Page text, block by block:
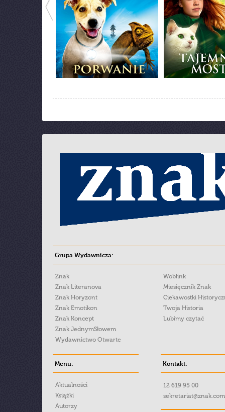
Grupa Wydawnicza:
Znak
Znak Literanova
Znak Horyzont
Znak Emotikon
Znak Koncept
Znak JednymSłowem
Wydawnictwo Otwarte
Woblink
Miesięcznik Znak
Ciekawostki
Twoja Historia
Lubimy czytać
Menu:
Aktualności
Książki
Autorzy
Kontakt:
12 619 95 00